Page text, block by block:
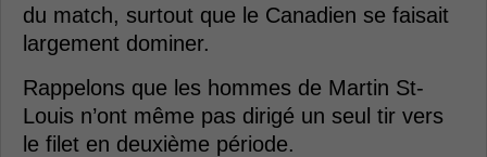
du match, surtout que le Canadien se faisait
largement dominer.
Rappelons que les hommes de Martin St-
Louis n’ont même pas dirigé un seul tir vers
le filet en deuxième période.